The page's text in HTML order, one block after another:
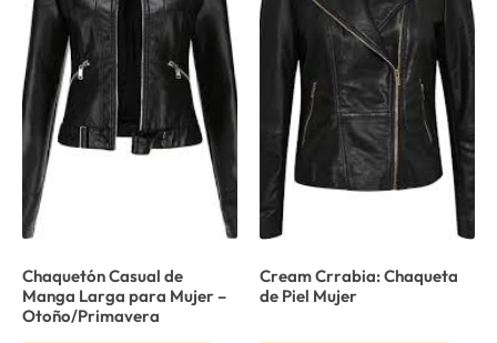
Chaquetón Casual de
Manga Larga para Mujer –
Otoño/Primavera
Cream Crrabia: Chaqueta
de Piel Mujer